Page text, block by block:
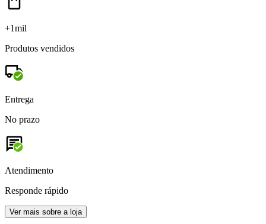
+1mil
Produtos vendidos
Entrega
No prazo
Atendimento
Responde rápido
Ver mais sobre a loja